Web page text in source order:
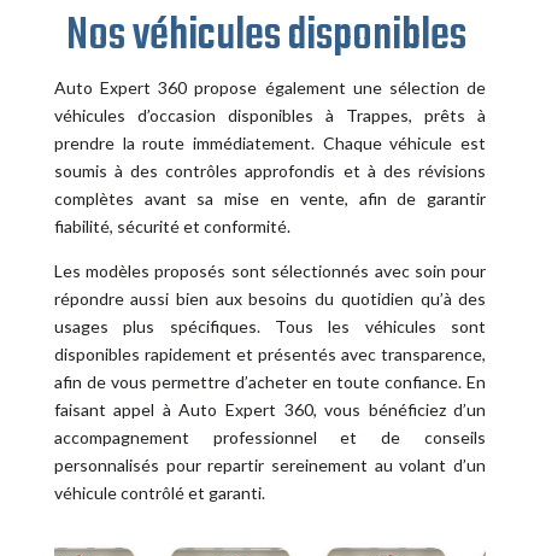
Nos véhicules disponibles
Auto Expert 360 propose également une sélection de
véhicules d’occasion disponibles à Trappes, prêts à
prendre la route immédiatement. Chaque véhicule est
soumis à des contrôles approfondis et à des révisions
complètes avant sa mise en vente, afin de garantir
fiabilité, sécurité et conformité.
Les modèles proposés sont sélectionnés avec soin pour
répondre aussi bien aux besoins du quotidien qu’à des
usages plus spécifiques. Tous les véhicules sont
disponibles rapidement et présentés avec transparence,
afin de vous permettre d’acheter en toute confiance. En
faisant appel à Auto Expert 360, vous bénéficiez d’un
accompagnement professionnel et de conseils
personnalisés pour repartir sereinement au volant d’un
véhicule contrôlé et garanti.